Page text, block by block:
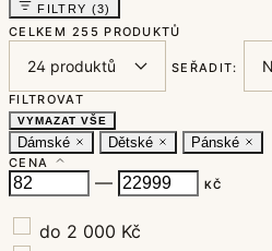
FILTRY (3)
CELKEM 255 PRODUKTŮ
SEŘADIT:
FILTROVAT
VYMAZAT VŠE
Dámské Dětské Pánské
CENA
— KČ
do 2 000 Kč